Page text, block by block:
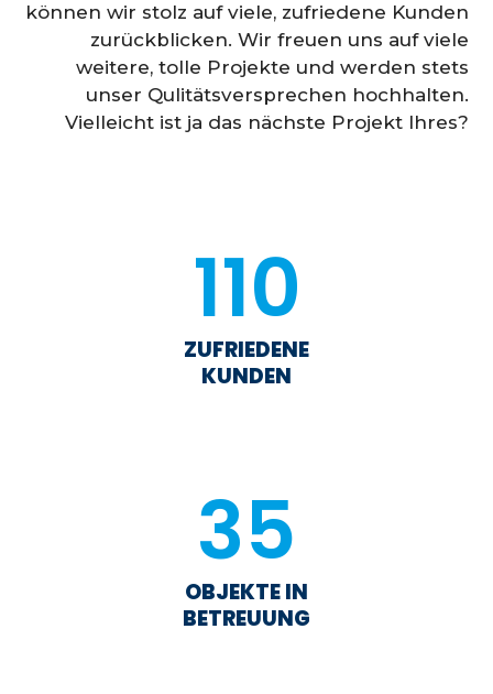
können wir stolz auf viele, zufriedene Kunden
zurückblicken. Wir freuen uns auf viele
weitere, tolle Projekte und werden stets
unser Qulitätsversprechen hochhalten.
Vielleicht ist ja das nächste Projekt Ihres?
110
ZUFRIEDENE
KUNDEN
35
OBJEKTE IN
BETREUUNG